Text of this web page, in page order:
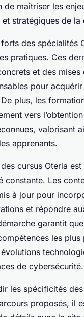
de maîtriser les
stratégiques de la
forts des spécialités
pratiques. Ces
et des mises
pour
plus, les
vers
valorisant
apprenants.
cursus Oteria
constante. Les
à jour pour
et répondre
garantit
les plus
de cybersécurité.
les spécificités
proposés, il